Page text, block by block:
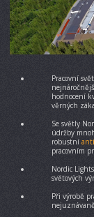
Pracovní
hodnocení
věrných
Se světly
údržby
robustní
pracovním
Nordic
světových
Při výrobě